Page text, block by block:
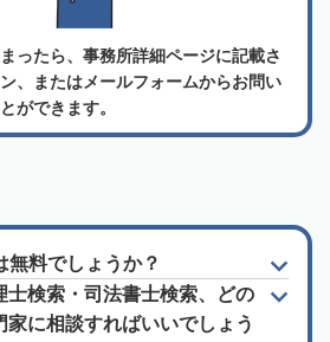
ったら、事務所詳細ページに記載さ
、またはメールフォームからお問い
ができます。
無料でしょうか？
士検索・司法書士検索、どの
家に相談すればいいでしょう